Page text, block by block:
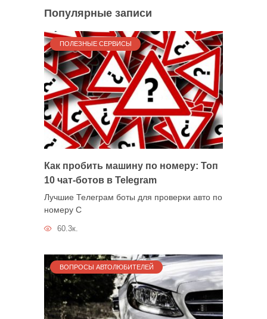
Популярные записи
ПОЛЕЗНЫЕ СЕРВИСЫ
Как пробить машину по номеру: Топ
10 чат-ботов в Telegram
Лучшие Телеграм боты для проверки авто по
номеру С
60.3к.
ВОПРОСЫ АВТОЛЮБИТЕЛЕЙ